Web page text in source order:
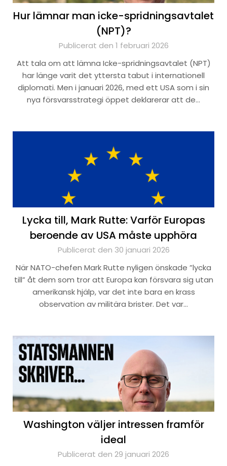
Hur lämnar man icke-spridningsavtalet
(NPT)?
Publicerat den 1 februari 2026
Att tala om att lämna Icke-spridningsavtalet (NPT)
har länge varit det yttersta tabut i internationell
diplomati. Men i januari 2026, med ett USA som i sin
nya försvarsstrategi öppet deklarerar att de…
Lycka till, Mark Rutte: Varför Europas
beroende av USA måste upphöra
Publicerat den 30 januari 2026
När NATO-chefen Mark Rutte nyligen önskade ”lycka
till” åt dem som tror att Europa kan försvara sig utan
amerikansk hjälp, var det inte bara en krass
observation av militära brister. Det var…
Washington väljer intressen framför
ideal
Publicerat den 29 januari 2026